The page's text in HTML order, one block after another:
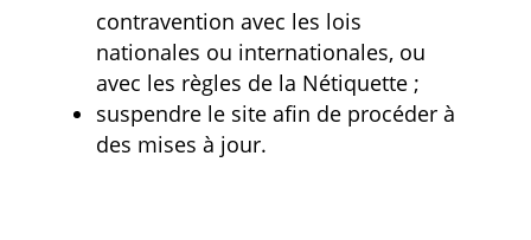
contravention avec les lois
nationales ou internationales, ou
avec les règles de la Nétiquette ;
suspendre le site afin de procéder à
des mises à jour.